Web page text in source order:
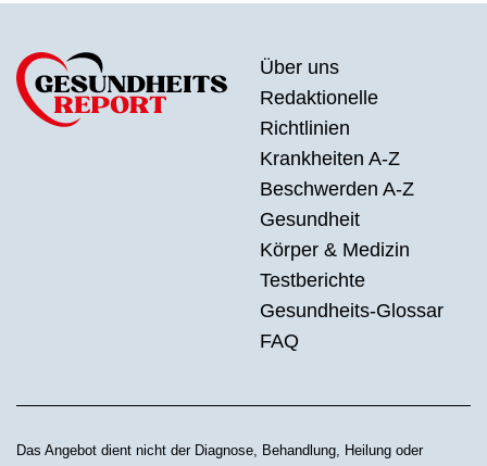
Über uns
Redaktionelle
Richtlinien
Krankheiten A-Z
Beschwerden A-Z
Gesundheit
Körper & Medizin
Testberichte
Gesundheits-Glossar
FAQ
Das Angebot dient nicht der Diagnose, Behandlung, Heilung oder